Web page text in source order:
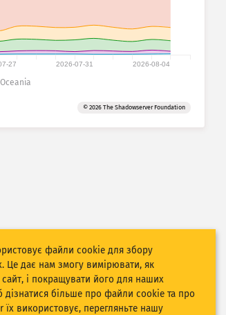
27 2026-07-31 2026-08-04
Oceania
© 2026 The Shadowserver Foundation
файли cookie для збору
Це дає нам змогу вимірювати, як
сайт, і покращувати його для наших
дізнатися більше про файли cookie та про
їх використовує, перегляньте нашу